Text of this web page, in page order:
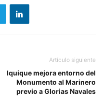
Artículo siguiente
Iquique mejora entorno del
Monumento al Marinero
previo a Glorias Navales